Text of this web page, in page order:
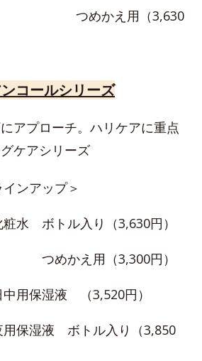
めかえ用（3,630
コールシリーズ
アプローチ。ハリケアに重点
ケアシリーズ
インアップ＞
粧水 ボトル入り（3,630円）
めかえ用（3,300円）
中用保湿液 （3,520円）
用保湿液 ボトル入り（3,850